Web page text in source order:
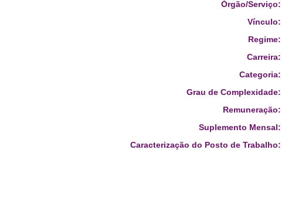
Órgão/Serviço:
Vínculo:
Regime:
Carreira:
Categoria:
Grau de Complexidade:
Remuneração:
Suplemento Mensal:
Caracterização do Posto de Trabalho: